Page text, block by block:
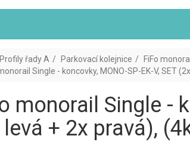
Profily řady A Parkovací kolejnice
FiFo
Single - koncovky, MONO-SP-EK-V, SET
monorail Single -
+ 2x pravá),